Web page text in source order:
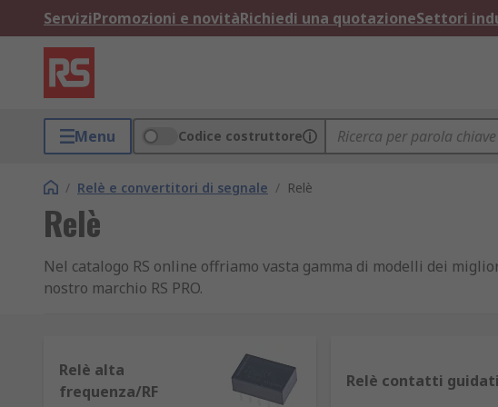
ServiziPromozioni e novitàRichiedi una quotazioneSettori
Menu Codice costruttore
/ Relè e convertitori di segnale / Relè
Relè
Nel catalogo RS online offriamo vasta gamma di modelli dei
nostro marchio RS PRO.
I relè sono interruttori elettromagnetici alimentati da una
una corrente notevolmente maggiore.
Relè alta
frequenza/RF
Relè contatti guidati